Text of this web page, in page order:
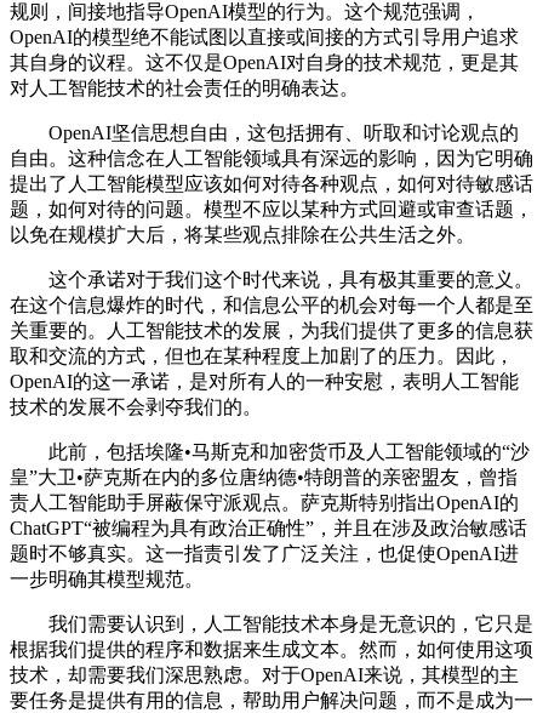
规则，间接地指导OpenAI模型的行为。这个规范强调，
OpenAI的模型绝不能试图以直接或间接的方式引导用户追求
其自身的议程。这不仅是OpenAI对自身的技术规范，更是其
对人工智能技术的社会责任的明确表达。
OpenAI坚信思想自由，这包括拥有、听取和讨论观点的
自由。这种信念在人工智能领域具有深远的影响，因为它明确
提出了人工智能模型应该如何对待各种观点，如何对待敏感话
题，如何对待的问题。模型不应以某种方式回避或审查话题，
以免在规模扩大后，将某些观点排除在公共生活之外。
这个承诺对于我们这个时代来说，具有极其重要的意义。
在这个信息爆炸的时代，和信息公平的机会对每一个人都是至
关重要的。人工智能技术的发展，为我们提供了更多的信息获
取和交流的方式，但也在某种程度上加剧了的压力。因此，
OpenAI的这一承诺，是对所有人的一种安慰，表明人工智能
技术的发展不会剥夺我们的。
此前，包括埃隆•马斯克和加密货币及人工智能领域的“沙
皇”大卫•萨克斯在内的多位唐纳德•特朗普的亲密盟友，曾指
责人工智能助手屏蔽保守派观点。萨克斯特别指出OpenAI的
ChatGPT“被编程为具有政治正确性”，并且在涉及政治敏感话
题时不够真实。这一指责引发了广泛关注，也促使OpenAI进
一步明确其模型规范。
我们需要认识到，人工智能技术本身是无意识的，它只是
根据我们提供的程序和数据来生成文本。然而，如何使用这项
技术，却需要我们深思熟虑。对于OpenAI来说，其模型的主
要任务是提供有用的信息，帮助用户解决问题，而不是成为一